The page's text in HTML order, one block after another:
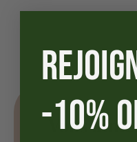
Vous
-10%